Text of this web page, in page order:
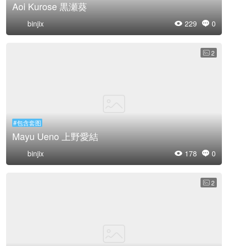
Aoi Kurose 黒瀬葵
 229  0
binjix
 2
#包含套图
Mayu Ueno 上野愛結
 178  0
binjix
 2